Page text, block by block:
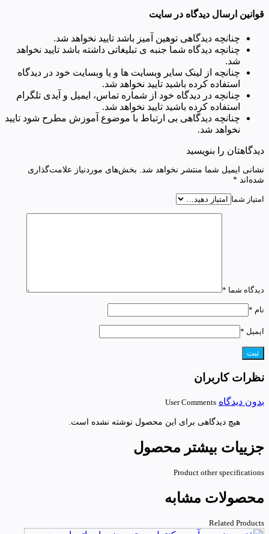
قوانین ارسال دیدگاه در سایت
چنانچه دیدگاهی توهین آمیز باشد تایید نخواهد شد.
چنانچه دیدگاه شما جنبه ی تبلیغاتی داشته باشد تایید نخواهد
شد.
چنانچه از لینک سایر وبسایت ها و یا وبسایت خود در دیدگاه
استفاده کرده باشید تایید نخواهد شد.
چنانچه در دیدگاه خود از شماره تماس، ایمیل و آیدی تلگرام
استفاده کرده باشید تایید نخواهد شد.
چنانچه دیدگاهی بی ارتباط با موضوع آموزش مطرح شود تایید
نخواهد شد.
دیدگاهتان را بنویسید
نشانی ایمیل شما منتشر نخواهد شد. بخش‌های موردنیاز علامت‌گذاری
شده‌اند *
امتیاز شما
دیدگاه شما *
نام *
ایمیل *
نظرات کاربران
بدون دیدگاه User Comments
هیچ دیدگاهی برای این محصول نوشته نشده است.
جزییات بیشتر محصول
Product other specifications
محصولات مشابه
Related Products